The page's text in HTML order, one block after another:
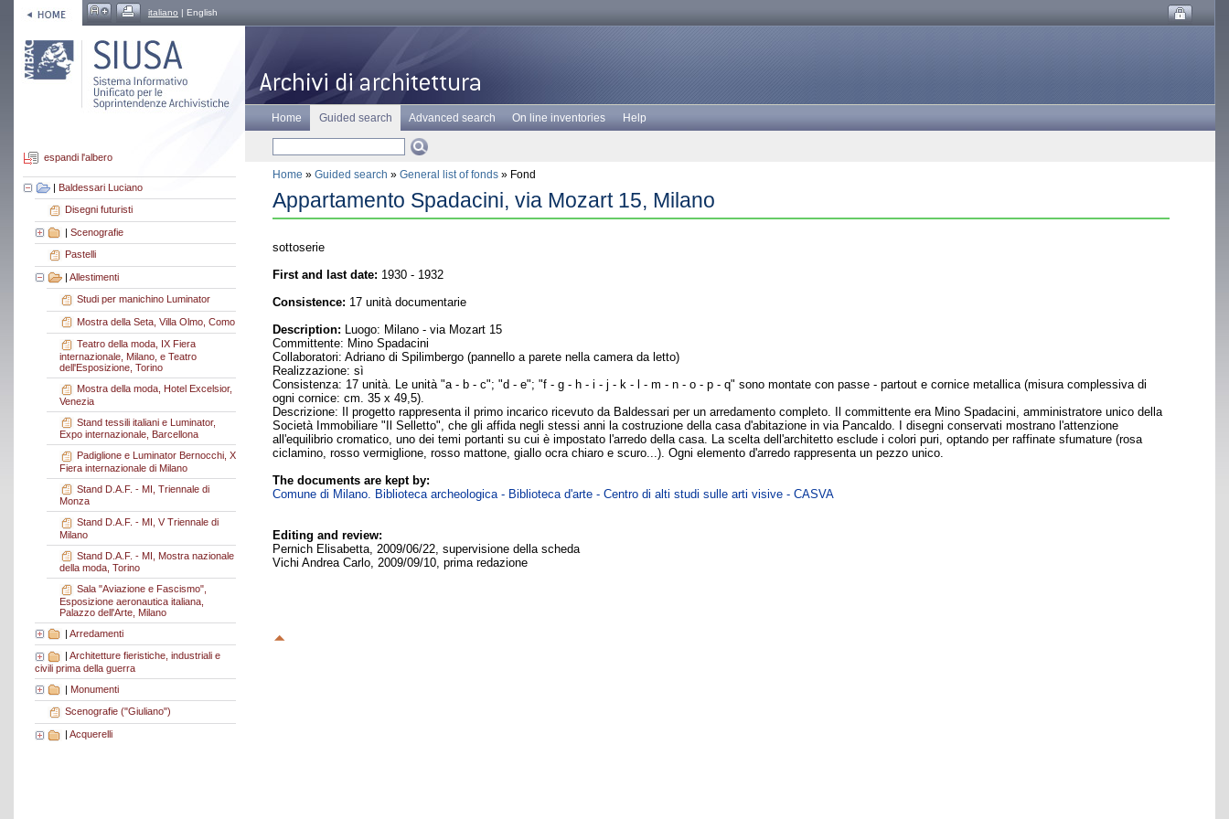
italiano | English
espandi l'albero
| Baldessari Luciano
Disegni futuristi
| Scenografie
Pastelli
| Allestimenti
Studi per manichino Luminator
Mostra della Seta, Villa Olmo, Como
Teatro della moda, IX Fiera
internazionale, Milano, e Teatro
dell'Esposizione, Torino
Mostra della moda, Hotel Excelsior,
Venezia
Stand tessili italiani e Luminator,
Expo internazionale, Barcellona
Padiglione e Luminator Bernocchi, X
Fiera internazionale di Milano
Stand D.A.F. - MI, Triennale di
Monza
Stand D.A.F. - MI, V Triennale di
Milano
Stand D.A.F. - MI, Mostra nazionale
della moda, Torino
Sala "Aviazione e Fascismo",
Esposizione aeronautica italiana,
Palazzo dell'Arte, Milano
| Arredamenti
Architetture fieristiche, industriali e
civili prima della guerra
| Monumenti
Scenografie ("Giuliano")
| Acquerelli
Home Guided search Advanced search On line inventories Help
Home » Guided search » General list of fonds » Fond
Appartamento Spadacini, via Mozart 15, Milano
sottoserie
First and last date: 1930 - 1932
Consistence: 17 unità documentarie
Description: Luogo: Milano - via Mozart 15
Committente: Mino Spadacini
Collaboratori: Adriano di Spilimbergo (pannello a parete nella camera da letto)
Realizzazione: sì
Consistenza: 17 unità. Le unità "a - b - c"; "d - e"; "f - g - h - i - j - k - l - m - n - o - p - q" sono montate con passe - partout e cornice metallica (misura complessiva di
ogni cornice: cm. 35 x 49,5).
Descrizione: Il progetto rappresenta il primo incarico ricevuto da Baldessari per un arredamento completo. Il committente era Mino Spadacini, amministratore unico della
Società Immobiliare "Il Selletto", che gli affida negli stessi anni la costruzione della casa d'abitazione in via Pancaldo. I disegni conservati mostrano l'attenzione
all'equilibrio cromatico, uno dei temi portanti su cui è impostato l'arredo della casa. La scelta dell'architetto esclude i colori puri, optando per raffinate sfumature (rosa
ciclamino, rosso vermiglione, rosso mattone, giallo ocra chiaro e scuro...). Ogni elemento d'arredo rappresenta un pezzo unico.
The documents are kept by:
Comune di Milano. Biblioteca archeologica - Biblioteca d'arte - Centro di alti studi sulle arti visive - CASVA
Editing and review:
Pernich Elisabetta, 2009/06/22, supervisione della scheda
Vichi Andrea Carlo, 2009/09/10, prima redazione